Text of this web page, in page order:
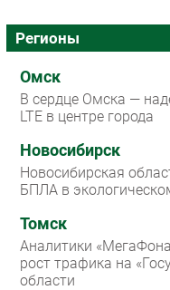
Регионы
Омск
В сердце Омска —
LTE в центре города
Новосибирск
Новосибирская
БПЛА в
Томск
Аналитики
рост трафика на
области